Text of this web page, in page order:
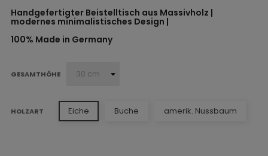
Handgefertigter Beistelltisch aus Massivholz |
modernes minimalistisches Design |
100% Made in Germany
GESAMTHÖHE
HOLZART Eiche Buche amerik. Nussbaum